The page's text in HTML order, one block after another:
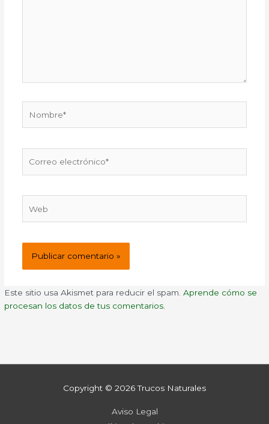
electrónico*
Este sitio usa Akismet para reducir el spam.Aprende cómo se
procesan los datos de tus comentarios.
Copyright © 2026Trucos Naturales
Aviso Legal